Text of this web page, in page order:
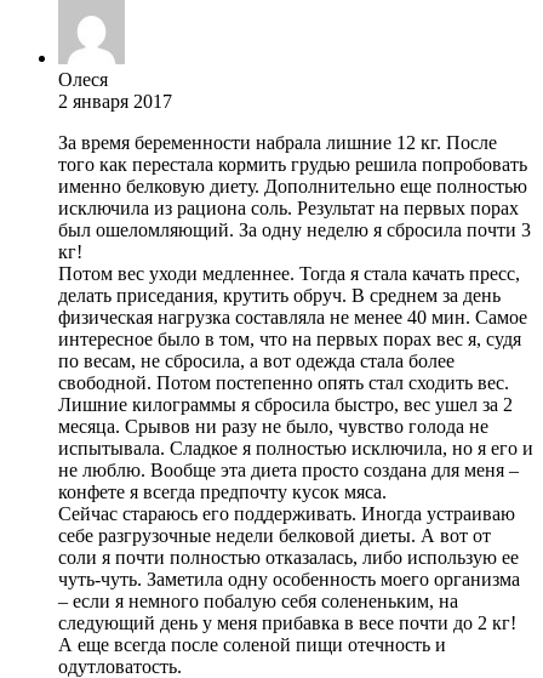
Олеся
2 января 2017
За время беременности набрала лишние 12 кг. После
того как перестала кормить грудью решила попробовать
именно белковую диету. Дополнительно еще полностью
исключила из рациона соль. Результат на первых порах
был ошеломляющий. За одну неделю я сбросила почти 3
кг!
Потом вес уходи медленнее. Тогда я стала качать пресс,
делать приседания, крутить обруч. В среднем за день
физическая нагрузка составляла не менее 40 мин. Самое
интересное было в том, что на первых порах вес я, судя
по весам, не сбросила, а вот одежда стала более
свободной. Потом постепенно опять стал сходить вес.
Лишние килограммы я сбросила быстро, вес ушел за 2
месяца. Срывов ни разу не было, чувство голода не
испытывала. Сладкое я полностью исключила, но я его и
не люблю. Вообще эта диета просто создана для меня –
конфете я всегда предпочту кусок мяса.
Сейчас стараюсь его поддерживать. Иногда устраиваю
себе разгрузочные недели белковой диеты. А вот от
соли я почти полностью отказалась, либо использую ее
чуть-чуть. Заметила одну особенность моего организма
– если я немного побалую себя солененьким, на
следующий день у меня прибавка в весе почти до 2 кг!
А еще всегда после соленой пищи отечность и
одутловатость.